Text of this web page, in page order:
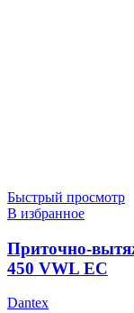
Быстрый просмотр
В избранное
Приточно-
450 VWL EC
Dantex